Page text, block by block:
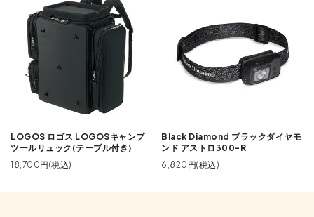
LOGOS ロゴス LOGOSキャンプ
ツールリュック(テーブル付き)
18,700円(税込)
Black Diamond ブラックダイヤモ
ンド アストロ300-R
6,820円(税込)